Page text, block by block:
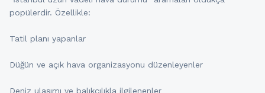
popülerdir. Özellikle:
Tatil planı yapanlar
Düğün ve açık hava organizasyonu düzenleyenler
Deniz ulaşımı ve balıkçılıkla ilgilenenler